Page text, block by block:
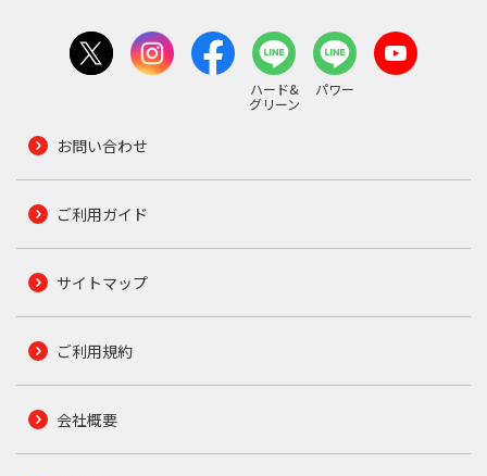
ハード&
グリーン
パワー
お問い合わせ
ご利用ガイド
サイトマップ
ご利用規約
会社概要